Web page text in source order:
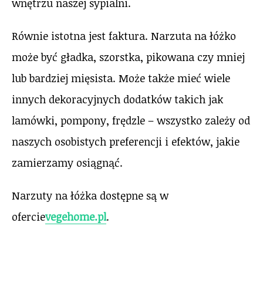
wnętrzu naszej sypialni.
Równie istotna jest faktura. Narzuta na łóżko
może być gładka, szorstka, pikowana czy mniej
lub bardziej mięsista. Może także mieć wiele
innych dekoracyjnych dodatków takich jak
lamówki, pompony, frędzle – wszystko zależy od
naszych osobistych preferencji i efektów, jakie
zamierzamy osiągnąć.
Narzuty na łóżka dostępne są w
ofercievegehome.pl.